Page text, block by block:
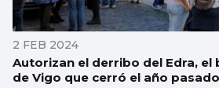
2 FEB 2024
Autorizan el derribo del Edra, el
de Vigo que cerró el año pasado